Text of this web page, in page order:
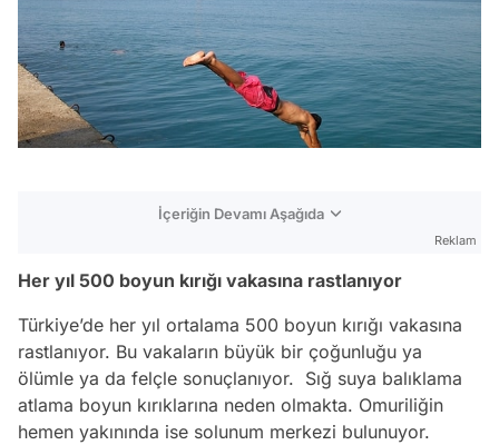
İçeriğin Devamı Aşağıda
Reklam
Her yıl 500 boyun kırığı vakasına rastlanıyor
Türkiye’de her yıl ortalama 500 boyun kırığı vakasına
rastlanıyor. Bu vakaların büyük bir çoğunluğu ya
ölümle ya da felçle sonuçlanıyor. Sığ suya balıklama
atlama boyun kırıklarına neden olmakta. Omuriliğin
hemen yakınında ise solunum merkezi bulunuyor.